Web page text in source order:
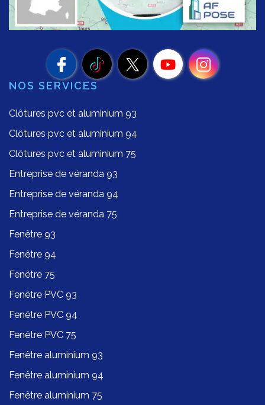
NOS SERVICES
Clôtures pvc et aluminium 93
Clôtures pvc et aluminium 94
Clôtures pvc et aluminium 75
Entreprise de véranda 93
Entreprise de véranda 94
Entreprise de véranda 75
Fenêtre 93
Fenêtre 94
Fenêtre 75
Fenêtre PVC 93
Fenêtre PVC 94
Fenêtre PVC 75
Fenêtre aluminium 93
Fenêtre aluminium 94
Fenêtre aluminium 75